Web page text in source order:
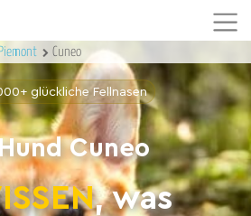
Piemont Cuneo
glückliche Fellnasen
Cuneo
, was